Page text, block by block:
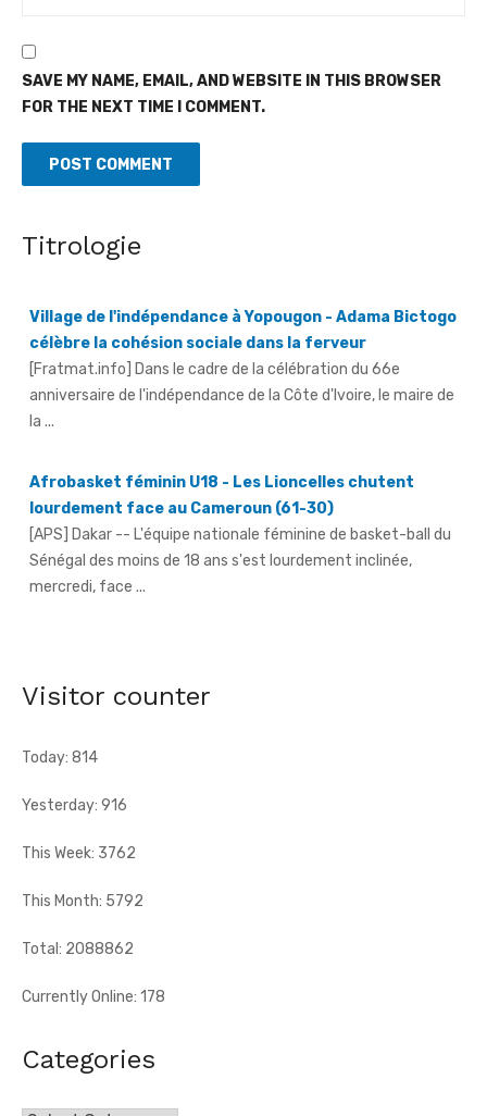
SAVE MY NAME, EMAIL, AND WEBSITE IN THIS BROWSER
FOR THE NEXT TIME I COMMENT.
Titrologie
Village de l'indépendance à Yopougon - Adama Bictogo
[Fratmat.info] Dans le cadre de la célébration du 66e
anniversaire de l'indépendance de la Côte d'Ivoire, le maire de
la ...
Afrobasket féminin U18 - Les Lioncelles chutent
[APS] Dakar -- L'équipe nationale féminine de basket-ball du
Sénégal des moins de 18 ans s'est lourdement inclinée,
mercredi, face ...
66e anniversaire du pays - Dr Euphrasie N'Guessan,
anniversaire de l'indépendance de la Côte d'Ivoire, Dr Euphrasie
Visitor counter
Today: 814
Yesterday: 916
This Week: 3762
This Month: 5792
Total: 2088862
Currently Online: 178
Categories